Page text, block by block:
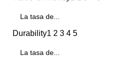
Durability1 2 3 4 5